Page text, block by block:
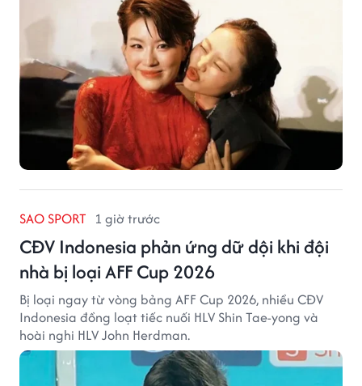
SAO SPORT 1 giờ trước
CĐV Indonesia phản ứng dữ dội khi đội
nhà bị loại AFF Cup 2026
Bị loại ngay từ vòng bảng AFF Cup 2026, nhiều CĐV
Indonesia đồng loạt tiếc nuối HLV Shin Tae-yong và
hoài nghi HLV John Herdman.